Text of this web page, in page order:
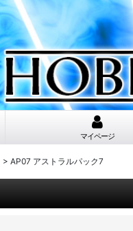
マイページ
> AP07 アストラルパック7